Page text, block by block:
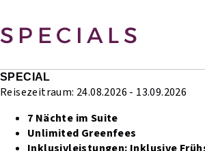
SPECIALS
SPECIAL
Reisezeitraum: 24.08.2026 - 13.09.2026
7 Nächte im Suite
Unlimited Greenfees